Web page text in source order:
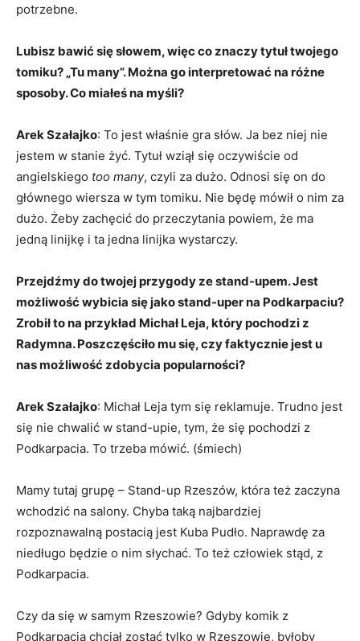
potrzebne.
Lubisz bawić się słowem, więc co znaczy tytuł twojego
tomiku? „Tu many”. Można go interpretować na różne
sposoby. Co miałeś na myśli?
Arek Szałajko: To jest właśnie gra słów. Ja bez niej nie
jestem w stanie żyć. Tytuł wziął się oczywiście od
angielskiego too many, czyli za dużo. Odnosi się on do
głównego wiersza w tym tomiku. Nie będę mówił o nim za
dużo. Żeby zachęcić do przeczytania powiem, że ma
jedną linijkę i ta jedna linijka wystarczy.
Przejdźmy do twojej przygody ze stand-upem. Jest
możliwość wybicia się jako stand-uper na Podkarpaciu?
Zrobił to na przykład Michał Leja, który pochodzi z
Radymna. Poszczęściło mu się, czy faktycznie jest u
nas możliwość zdobycia popularności?
Arek Szałajko: Michał Leja tym się reklamuje. Trudno jest
się nie chwalić w stand-upie, tym, że się pochodzi z
Podkarpacia. To trzeba mówić. (śmiech)
Mamy tutaj grupę – Stand-up Rzeszów, która też zaczyna
wchodzić na salony. Chyba taką najbardziej
rozpoznawalną postacią jest Kuba Pudło. Naprawdę za
niedługo będzie o nim słychać. To też człowiek stąd, z
Podkarpacia.
Czy da się w samym Rzeszowie? Gdyby komik z
Podkarpacia chciał zostać tylko w Rzeszowie, byłoby